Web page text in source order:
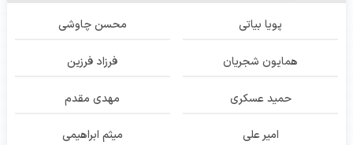
پویا بیاتی محسن چاوشی
همایون شجریان فرزاد فرزین
حمید عسکری مهدی مقدم
امیر علی میثم ابراهیمی